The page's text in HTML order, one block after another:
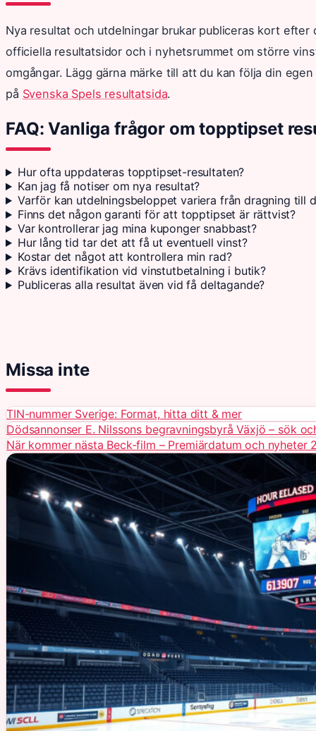
Nya resultat och utdelningar brukar publiceras kort
officiella resultatsidor och i nyhetsrummet om större
omgångar. Lägg gärna märke till att du kan följa din
på Svenska Spels resultatsida.
FAQ: Vanliga frågor om topptipset
Hur ofta uppdateras topptipset-resultaten?
Kan jag få notiser om nya resultat?
Varför kan utdelningsbeloppet variera från dragning till
Finns det någon garanti för att topptipset är rättvist?
Var kontrollerar jag mina kuponger snabbast?
Hur lång tid tar det att få ut eventuell vinst?
Kostar det något att kontrollera min rad?
Krävs identifikation vid vinstutbetalning i butik?
Publiceras alla resultat även vid få deltagande?
Missa inte
TIN-nummer Sverige: Format, hitta ditt & mer
Dödsannonser E. Nilssons begravningsbyrå Växjö – sök
När kommer nästa Beck-film – Premiärdatum och nyheter